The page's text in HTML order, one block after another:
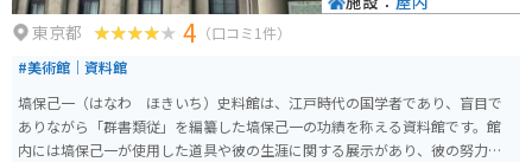
東京都 4 （口コミ1件）
#美術館｜資料館
塙保己一（はなわ ほきいち）史料館は、江戸時代の国学者であり、盲目で
ありながら「群書類従」を編纂した塙保己一の功績を称える資料館です。館
内には塙保己一が使用した道具や彼の生涯に関する展示があり、彼の努力と